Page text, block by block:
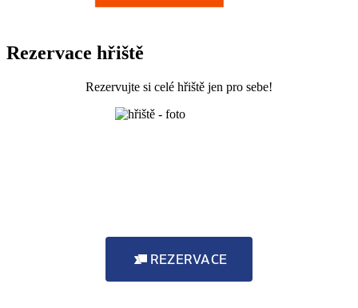
Rezervace hřiště
Rezervujte si celé hřiště jen pro sebe!
REZERVACE